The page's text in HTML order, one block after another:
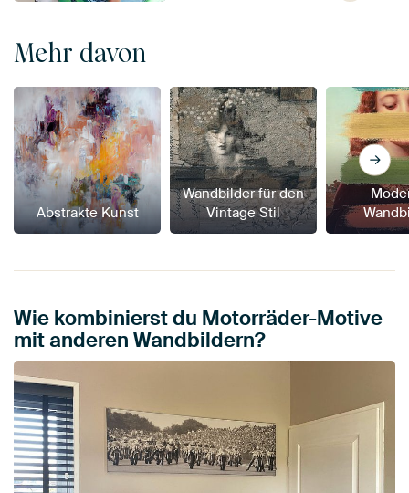
Mehr davon
Abstrakte Kunst
Wandbilder für den
Vintage Stil
Wie kombinierst du Motorräder-Motive
mit anderen Wandbildern?